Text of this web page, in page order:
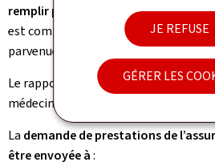
JE REFUSE
GÉRER LES
remplir par le médecin traitant: la
est complète si et à partir du
parvenues à la Caisse nationale de
Le rapport médical (R20) est gratuit
médecin sera payé directement par
La demande de prestations de
être envoyée à: